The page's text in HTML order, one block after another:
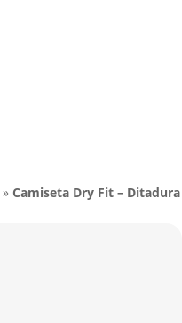
» Camiseta Dry Fit – Ditadura